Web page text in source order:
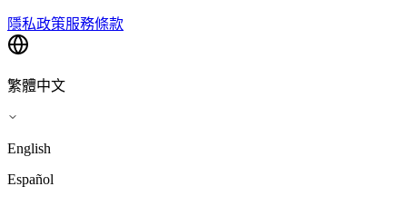
隱私政策服務條款
繁體中文
English
Español